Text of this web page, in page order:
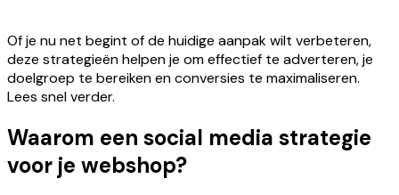
Of je nu net begint of de huidige aanpak wilt verbeteren,
deze strategieën helpen je om effectief te adverteren, je
doelgroep te bereiken en conversies te maximaliseren.
Lees snel verder.
Waarom een social media strategie
voor je webshop?